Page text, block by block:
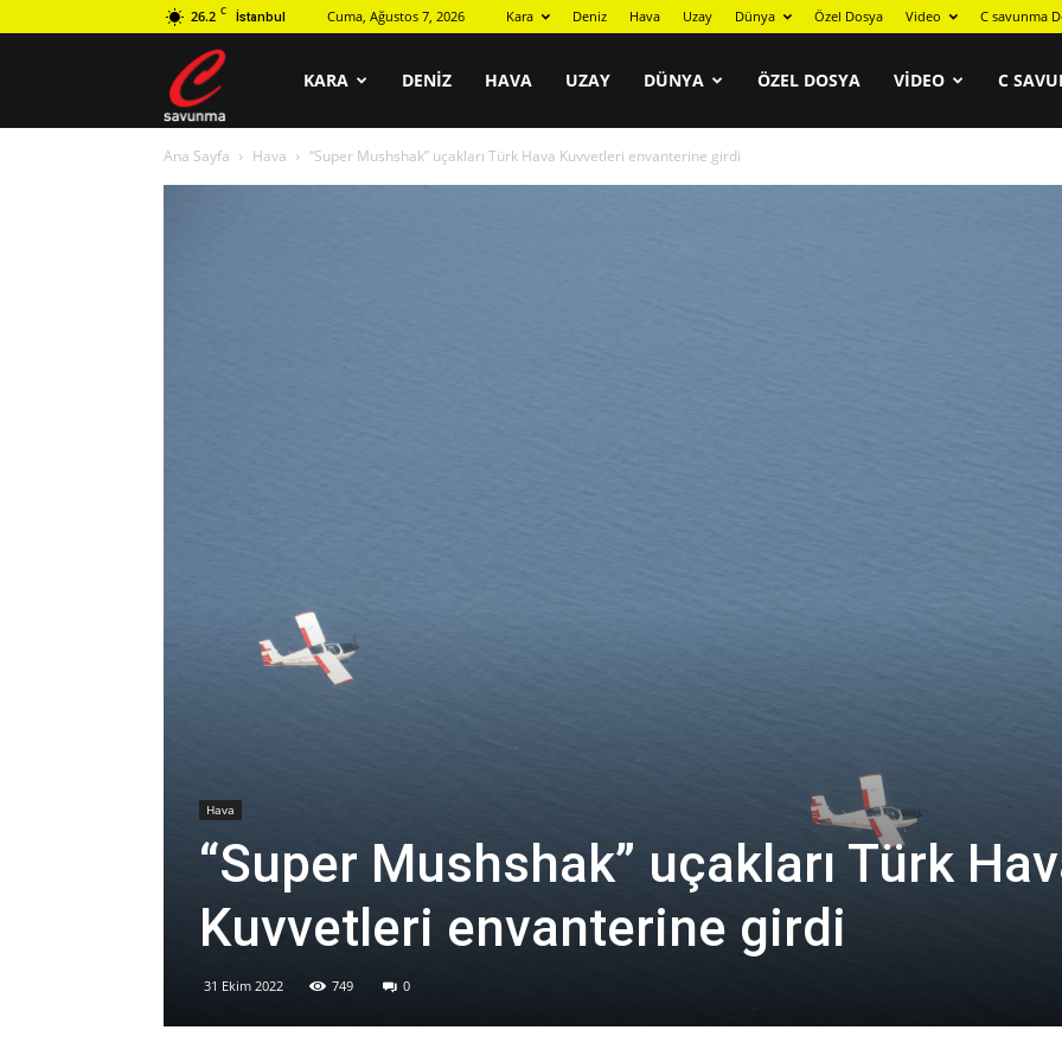
26.2 C İstanbul Cuma, Ağustos 7, 2026 Kara Deniz Hava Uzay Dünya Özel Dosya Video C savunma
KARA DENIZ HAVA UZAY DÜNYA ÖZEL DOSYA VIDEO C
Ana Sayfa Hava “Super Mushshak” uçakları Türk Hava Kuvvetleri envanterine girdi
Hava
“Super Mushshak” uçakları Türk
Kuvvetleri envanterine girdi
31 Ekim 2022 749 0